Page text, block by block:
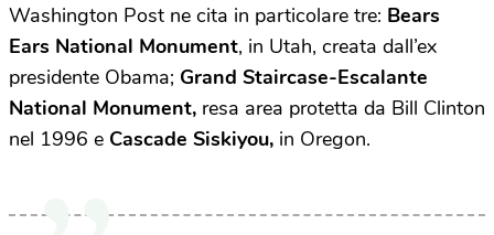
Washington Post ne cita in particolare tre: Bears
Ears National Monument, in Utah, creata dall’ex
presidente Obama; Grand Staircase-Escalante
National Monument, resa area protetta da Bill Clinton
nel 1996 e Cascade Siskiyou, in Oregon.